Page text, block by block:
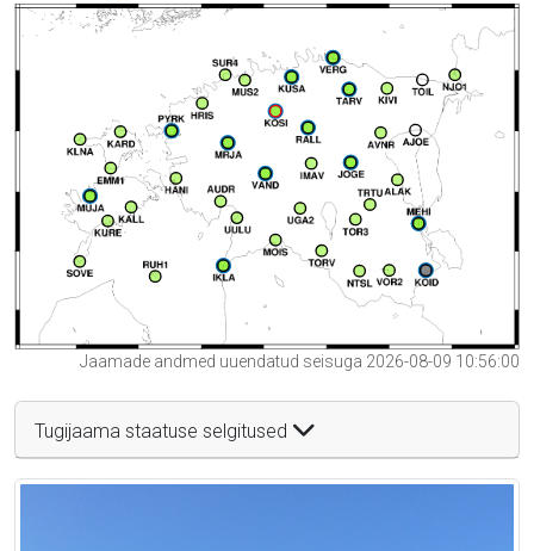
Jaamade andmed uuendatud seisuga 2026-08-09 10:56:00
Tugijaama staatuse selgitused